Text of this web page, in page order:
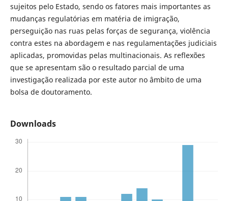
sujeitos pelo Estado, sendo os fatores mais importantes as
mudanças regulatórias em matéria de imigração,
perseguição nas ruas pelas forças de segurança, violência
contra estes na abordagem e nas regulamentações judiciais
aplicadas, promovidas pelas multinacionais. As reflexões
que se apresentam são o resultado parcial de uma
investigação realizada por este autor no âmbito de uma
bolsa de doutoramento.
Downloads